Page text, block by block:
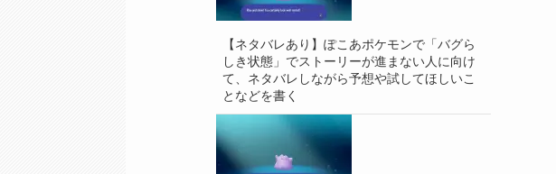
【ネタバレあり】ぽこあポケモンで「バグら
しき状態」でストーリーが進まない人に向け
て、ネタバレしながら予想や試してほしいこ
となどを書く